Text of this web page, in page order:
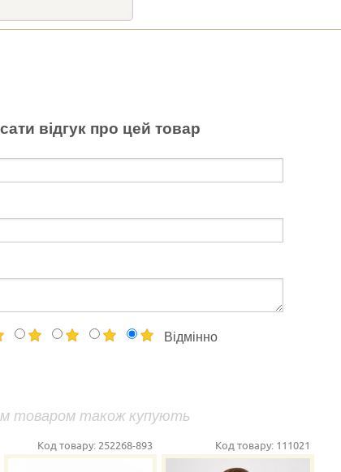
відгук про цей товар
Відмінно
товаром також купують
Код товару: 252268-893 Код товару: 111021